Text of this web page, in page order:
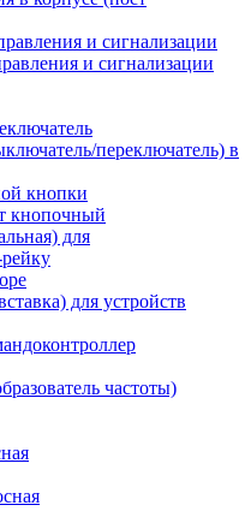
и сигнализации
и сигнализации
переключатель) в
кнопки
кнопочный
для
для устройств
частоты)